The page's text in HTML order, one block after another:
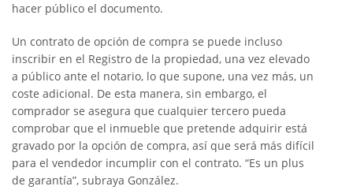
hacer público el documento.
Un contrato de opción de compra se puede incluso
inscribir en el Registro de la propiedad, una vez elevado
a público ante el notario, lo que supone, una vez más, un
coste adicional. De esta manera, sin embargo, el
comprador se asegura que cualquier tercero pueda
comprobar que el inmueble que pretende adquirir está
gravado por la opción de compra, así que será más difícil
para el vendedor incumplir con el contrato. “Es un plus
de garantía”, subraya González.